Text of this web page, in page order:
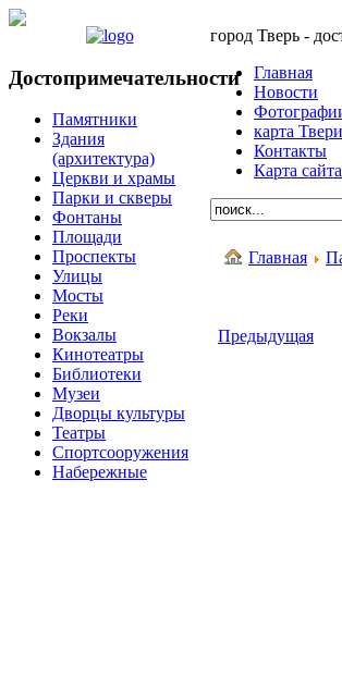
Достопримечательности
Памятники
Здания
(архитектура)
Церкви и храмы
Парки и скверы
Фонтаны
Площади
Проспекты
Улицы
Мосты
Реки
Вокзалы
Кинотеатры
Библиотеки
Музеи
Дворцы культуры
Театры
Спортсооружения
Набережные
город Тверь -
Главная
Новости
карта Твери
Контакты
Карта сайта
Главная
Предыдущая